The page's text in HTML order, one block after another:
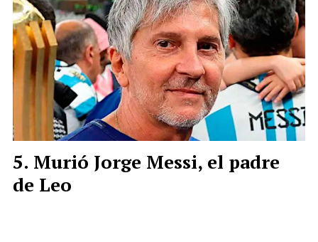
Murió Jorge Messi, el padre
de Leo